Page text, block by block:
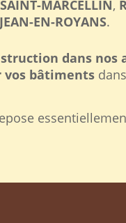
SAINT-MARCELLIN,
EN-ROYANS.
dans nos
bâtiments